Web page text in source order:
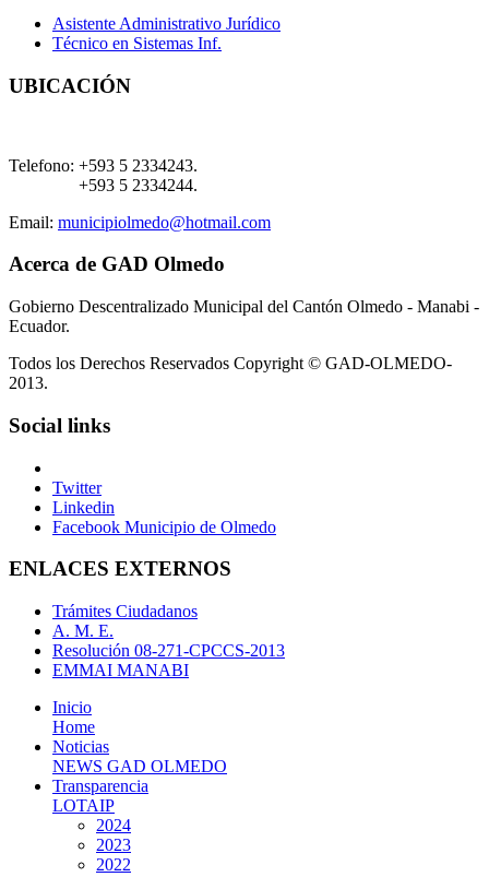
Asistente Administrativo Jurídico
Técnico en Sistemas Inf.
UBICACIÓN
Telefono: +593 5 2334243.
+593 5 2334244.
Email: municipiolmedo@hotmail.com
Acerca de GAD Olmedo
Gobierno Descentralizado Municipal del Cantón Olmedo - Manabi -
Ecuador.
Todos los Derechos Reservados Copyright © GAD-OLMEDO-
2013.
Social links
Twitter
Linkedin
Facebook Municipio de Olmedo
ENLACES EXTERNOS
Trámites Ciudadanos
A. M. E.
Resolución 08-271-CPCCS-2013
EMMAI MANABI
Inicio
Home
Noticias
NEWS GAD OLMEDO
Transparencia
LOTAIP
2024
2023
2022